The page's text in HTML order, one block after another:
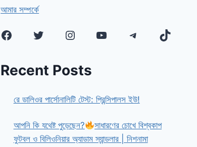
আমার সম্পর্কে
FacebookTwitterInstagramYouTubeTelegramTikTok
Recent Posts
রে ডালিওর পার্সোনালিটি টেস্ট: প্রিন্সিপালস ইউ!
আপনি কি যথেষ্ট পুড়েছেন?
সাধারণের চোখে বিশ্বকাপ
ফুটবল ও বিলিওনিয়ার অ্যাডাম স্যান্ডলার | নিশনামা